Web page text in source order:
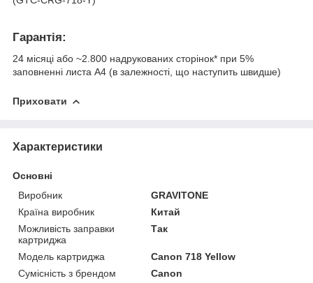
Гарантія:
24 місяці або ~2.800 надрукованих сторінок* при 5%
заповненні листа А4 (в залежності, що наступить швидше)
Приховати
Характеристики
Основні
Виробник
GRAVITONE
Країна виробник
Китай
Можливість заправки
картриджа
Так
Модель картриджа
Canon 718 Yellow
Сумісність з брендом
Canon